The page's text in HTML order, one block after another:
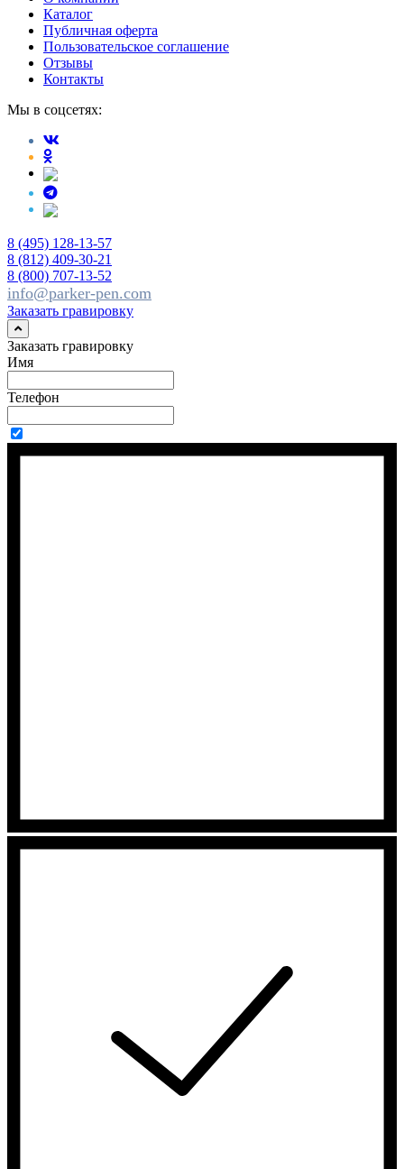
Каталог
Публичная оферта
Пользовательское соглашение
Отзывы
Контакты
Мы в соцсетях:
8 (495) 128-13-57
8 (812) 409-30-21
8 (800) 707-13-52
info@parker-pen.com
Заказать гравировку
Заказать гравировку
Имя
Телефон